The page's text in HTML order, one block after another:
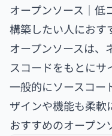
オープンソース｜低
構築したい人におす
オープンソースは、
スコードをもとにサ
一般的にソースコー
ザインや機能も柔軟
おすすめのオープン